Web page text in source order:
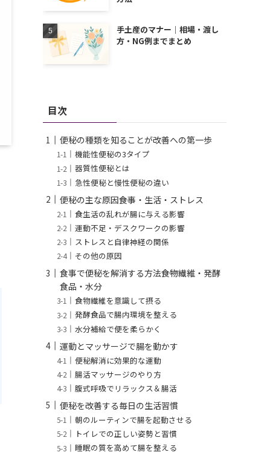
手土産のマナー｜相場・渡し
方・NG例までまとめ
目次
便秘の種類を知ることが改善への第一歩
機能性便秘の3タイプ
器質性便秘とは
急性便秘と慢性便秘の違い
便秘の主な原因――食事・生活・ストレス
食生活の乱れが腸に与える影響
運動不足・デスクワークの影響
ストレスと自律神経の関係
その他の原因
食事で便秘を解消する方法――食物繊維・発酵
食品・水分
食物繊維を意識して摂る
発酵食品で腸内環境を整える
水分補給で便を柔らかく
運動とマッサージで腸を動かす
便秘解消に効果的な運動
腸活マッサージのやり方
腹式呼吸でリラックス＆腸活
便秘を改善する毎日の生活習慣
朝のルーティンで腸を起動させる
トイレでの正しい姿勢と習慣
睡眠の質を高めて腸を整える